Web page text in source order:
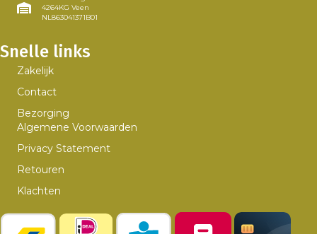
4264KG Veen
NL863041371B01
Snelle links
Zakelijk
Contact
Bezorging
Algemene Voorwaarden
Privacy Statement
Retouren
Klachten